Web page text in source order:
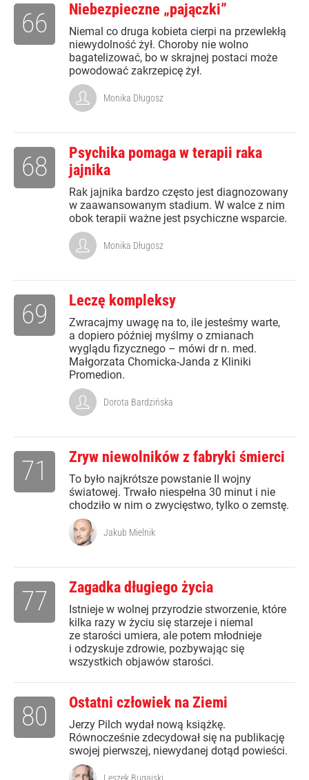
Niebezpieczne „pajączki”
Niemal co druga kobieta cierpi na przewlekłą
niewydolność żył. Choroby nie wolno
bagatelizować, bo w skrajnej postaci może
powodować zakrzepicę żył.
66
Monika Długosz
Psychika pomaga w terapii raka
jajnika
Rak jajnika bardzo często jest diagnozowany
w zaawansowanym stadium. W walce z nim
obok terapii ważne jest psychiczne wsparcie.
68
Monika Długosz
Leczę kompleksy
Zwracajmy uwagę na to, ile jesteśmy warte,
a dopiero później myślmy o zmianach
wyglądu fizycznego – mówi dr n. med.
Małgorzata Chomicka-Janda z Kliniki
Promedion.
69
Dorota Bardzińska
Zryw niewolników z fabryki śmierci
To było najkrótsze powstanie II wojny
światowej. Trwało niespełna 30 minut i nie
chodziło w nim o zwycięstwo, tylko o zemstę.
71
Jakub Mielnik
Zagadka długiego życia
Istnieje w wolnej przyrodzie stworzenie, które
kilka razy w życiu się starzeje i niemal
ze starości umiera, ale potem młodnieje
i odzyskuje zdrowie, pozbywając się
wszystkich objawów starości.
77
Ostatni człowiek na Ziemi
Jerzy Pilch wydał nową książkę.
Równocześnie zdecydował się na publikację
swojej pierwszej, niewydanej dotąd powieści.
80